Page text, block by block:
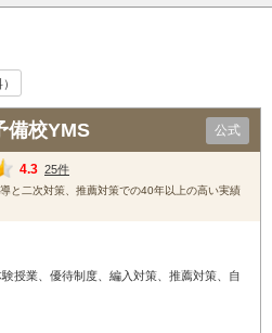
備校YMS 公式
4.3 25件
と二次対策、推薦対策での40年以上の高い実績
授業、優待制度、編入対策、推薦対策、自